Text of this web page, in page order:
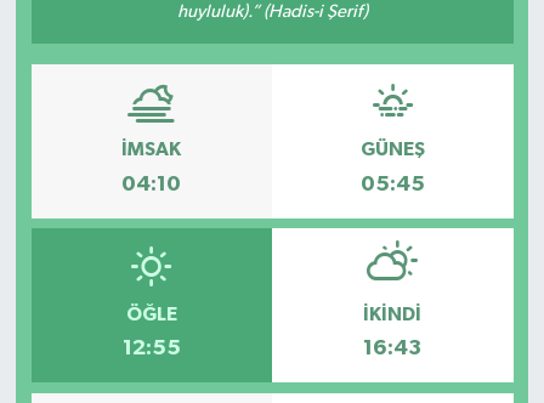
huyluluk).” (Hadis-i Şerif)
İMSAK
04:10
GÜNEŞ
05:45
ÖĞLE
12:55
İKINDI
16:43